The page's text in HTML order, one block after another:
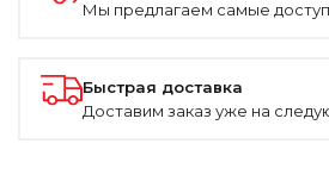
Мы предлагаем самые
Быстрая доставка
Доставим заказ уже на